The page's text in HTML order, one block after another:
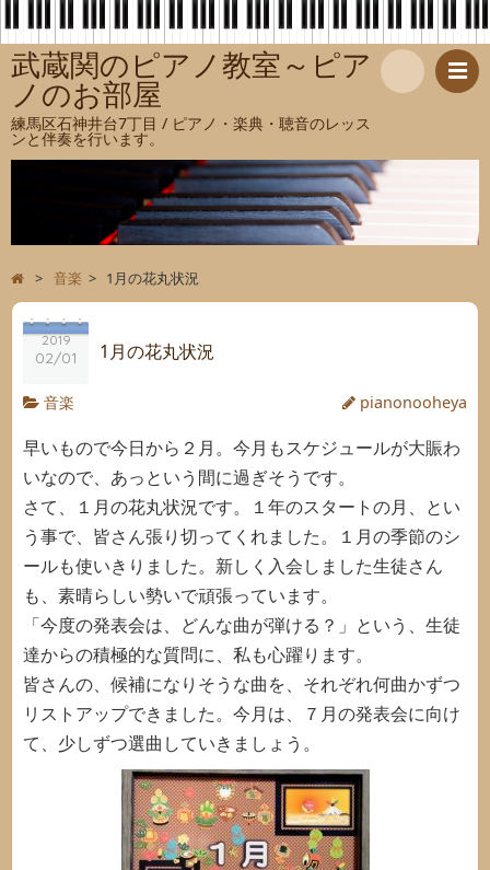
武蔵関のピアノ教室～ピア
ノのお部屋
練馬区石神井台7丁目 / ピアノ・楽典・聴音のレッス
ンと伴奏を行います。
索
> 音楽 > 1月の花丸状況
2019
02/01 1月の花丸状況
音楽 pianonooheya
早いもので今日から２月。今月もスケジュールが大賑わ
いなので、あっという間に過ぎそうです。
さて、１月の花丸状況です。１年のスタートの月、とい
う事で、皆さん張り切ってくれました。１月の季節のシ
ールも使いきりました。新しく入会しました生徒さん
も、素晴らしい勢いで頑張っています。
「今度の発表会は、どんな曲が弾ける？」という、生徒
達からの積極的な質問に、私も心躍ります。
皆さんの、候補になりそうな曲を、それぞれ何曲かずつ
リストアップできました。今月は、７月の発表会に向け
て、少しずつ選曲していきましょう。